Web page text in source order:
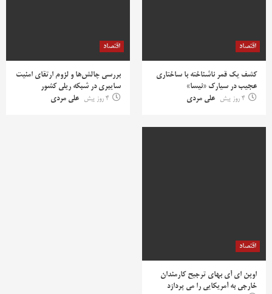
اقتصاد
کشف یک قمر ناشناخته با ساختاری
عجیب در سیارک «نیسا»
4 روز پیش
علی مردی
اقتصاد
بررسی چالش‌ها و لزوم ارتقای امنیت
سایبری در شبکه ریلی کشور
4 روز پیش
علی مردی
اقتصاد
اوپن ای آی بهای ترجیح کارمندان
خارجی به آمریکایی را می پردازد